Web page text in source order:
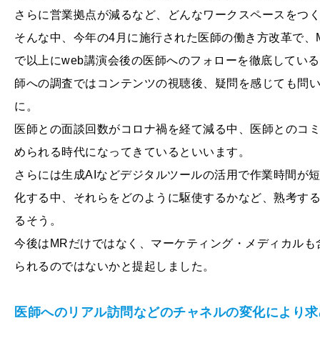
さらに営業拠点が減るなど、どんなワークスペースをつ
そんな中、今年の4月に施行された医師の働き方改革で
で以上にweb講演会後の医師へのフォローを徹底してい
師への調査ではコンテンツの視聴後、疑問を感じても問
に。
医師との面談回数がコロナ禍を経て減る中、医師とのコ
められる時代になってきているといいます。
さらには生成AIなどデジタルツールの活用で作業時間が
化する中、それらをどのように駆使するかなど、熟考す
るそう。
今後はMRだけではなく、マーケティング・メディカル
られるのではないかと提起しました。
医師へのリアル訪問などのチャネルの変化により